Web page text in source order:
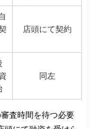
店頭にて契約
同左
査時間を待つ必要